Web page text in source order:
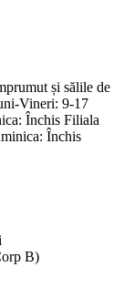
și sălile de
Vineri: 9-17
Închis Filiala
Închis
B)